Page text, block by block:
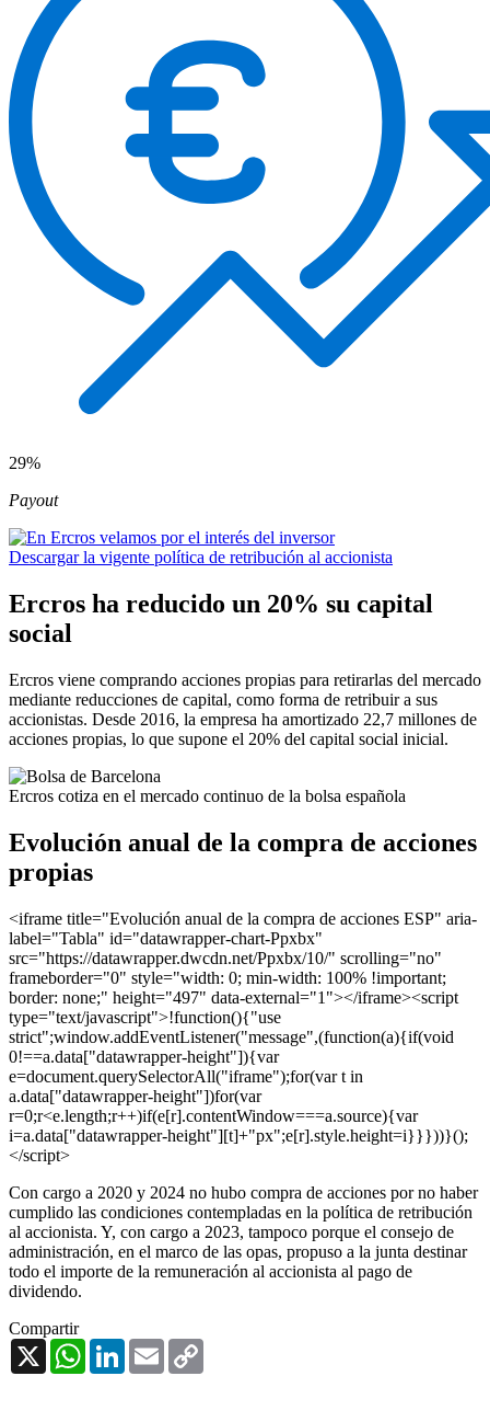
29%
Payout
Descargar la vigente política de retribución al accionista
Ercros ha reducido un 20% su capital
social
Ercros viene comprando acciones propias para retirarlas del mercado
mediante reducciones de capital, como forma de retribuir a sus
accionistas. Desde 2016, la empresa ha amortizado 22,7 millones de
acciones propias, lo que supone el 20% del capital social inicial.
Ercros cotiza en el mercado continuo de la bolsa española
Evolución anual de la compra de acciones
propias
<iframe title="Evolución anual de la compra de acciones ESP" aria-
label="Tabla" id="datawrapper-chart-Ppxbx"
src="https://datawrapper.dwcdn.net/Ppxbx/10/" scrolling="no"
frameborder="0" style="width: 0; min-width: 100% !important;
border: none;" height="497" data-external="1"></iframe><script
type="text/javascript">!function(){"use
strict";window.addEventListener("message",(function(a){if(void
0!==a.data["datawrapper-height"]){var
e=document.querySelectorAll("iframe");for(var t in
a.data["datawrapper-height"])for(var
r=0;r<e.length;r++)if(e[r].contentWindow===a.source){var
i=a.data["datawrapper-height"][t]+"px";e[r].style.height=i}}}))}();
</script>
Con cargo a 2020 y 2024 no hubo compra de acciones por no haber
cumplido las condiciones contempladas en la política de retribución
al accionista. Y, con cargo a 2023, tampoco porque el consejo de
administración, en el marco de las opas, propuso a la junta destinar
todo el importe de la remuneración al accionista al pago de
dividendo.
Compartir
X
WhatsAppLinkedInEmail